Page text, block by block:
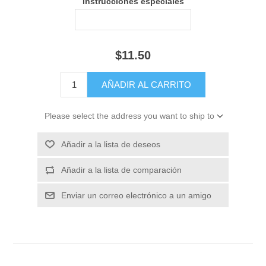
$11.50
Please select the address you want to ship to